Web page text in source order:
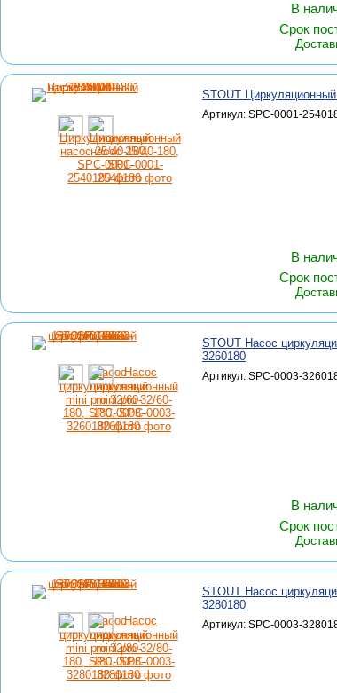
В
Срок
STOUT
Артикул: SPC-0001-
В
Срок
STOUT Насос
3260180
Артикул: SPC-0003-
В
Срок
STOUT Насос
3280180
Артикул: SPC-0003-